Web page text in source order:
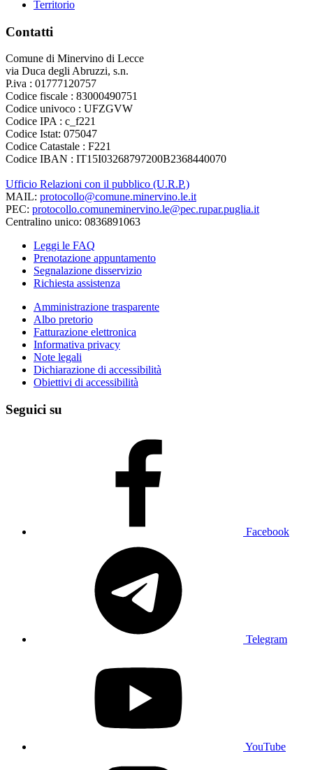
Territorio
Contatti
Comune di Minervino di Lecce
via Duca degli Abruzzi, s.n.
P.iva : 01777120757
Codice fiscale : 83000490751
Codice univoco : UFZGVW
Codice IPA : c_f221
Codice Istat: 075047
Codice Catastale : F221
Codice IBAN : IT15I03268797200B2368440070
Ufficio Relazioni con il pubblico (U.R.P.)
MAIL: protocollo@comune.minervino.le.it
PEC: protocollo.comuneminervino.le@pec.rupar.puglia.it
Centralino unico: 0836891063
Leggi le FAQ
Prenotazione appuntamento
Segnalazione disservizio
Richiesta assistenza
Amministrazione trasparente
Albo pretorio
Fatturazione elettronica
Informativa privacy
Note legali
Dichiarazione di accessibilità
Obiettivi di accessibilità
Seguici su
Facebook
Telegram
YouTube